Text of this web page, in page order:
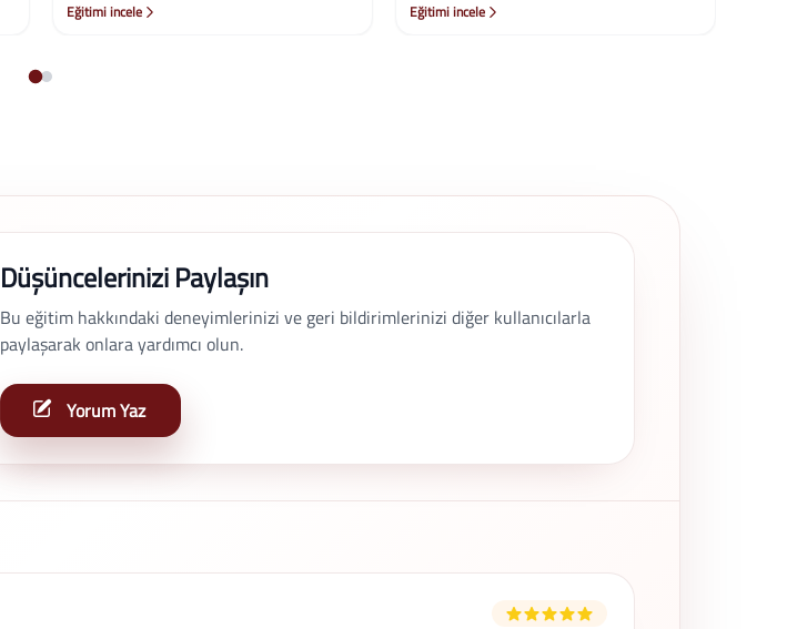
Eğitimi incele
Düşüncelerinizi Paylaşın
Bu eğitim hakkındaki deneyimlerinizi ve geri bildirimlerinizi diğer kullanıcılarla
paylaşarak onlara yardımcı olun.
Yorum Yaz